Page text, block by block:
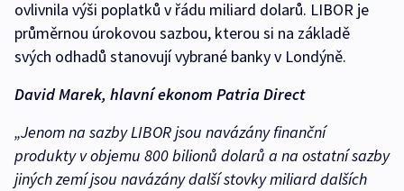
ovlivnila výši poplatků v řádu miliard dolarů. LIBOR je
průměrnou úrokovou sazbou, kterou si na základě
svých odhadů stanovují vybrané banky v Londýně.
David Marek, hlavní ekonom Patria Direct
„Jenom na sazby LIBOR jsou navázány finanční
produkty v objemu 800 bilionů dolarů a na ostatní sazby
jiných zemí jsou navázány další stovky miliard dalších